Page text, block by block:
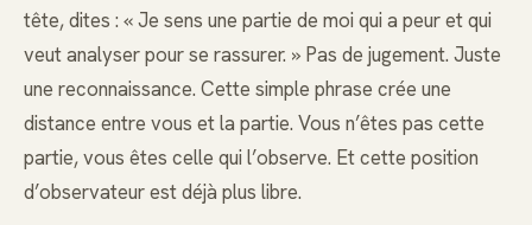
tête, dites : « Je sens une partie de moi qui a peur et qui
veut analyser pour se rassurer. » Pas de jugement. Juste
une reconnaissance. Cette simple phrase crée une
distance entre vous et la partie. Vous n’êtes pas cette
partie, vous êtes celle qui l’observe. Et cette position
d’observateur est déjà plus libre.